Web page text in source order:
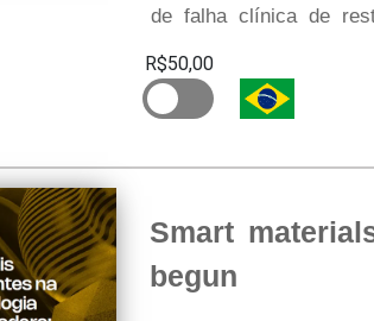
de falha clínica de
R$50,00
Smart
begun